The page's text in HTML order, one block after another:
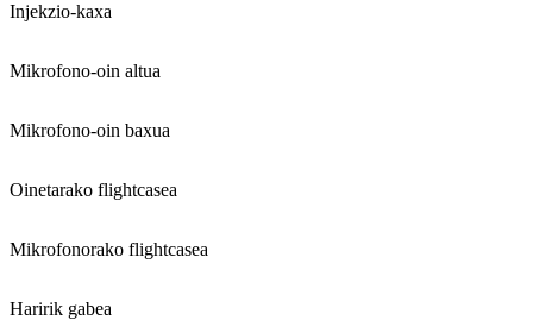
Injekzio-kaxa
Mikrofono-oin altua
Mikrofono-oin baxua
Oinetarako flightcasea
Mikrofonorako flightcasea
Haririk gabea